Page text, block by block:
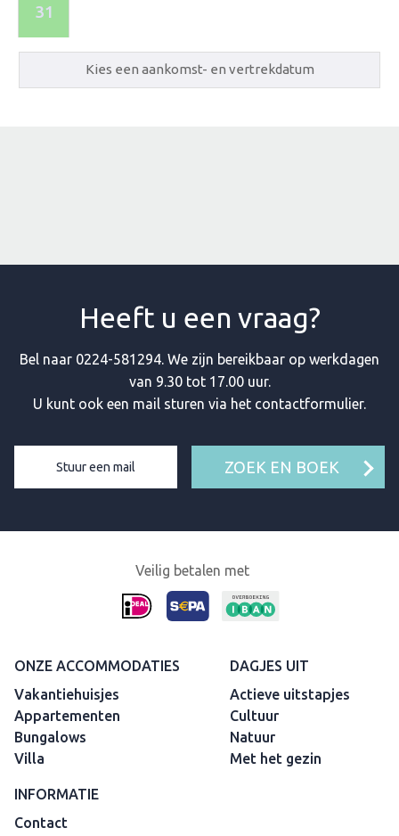
31
Heeft u een vraag?
Bel naar 0224-581294. We zijn bereikbaar op werkdagen
van 9.30 tot 17.00 uur.
U kunt ook een mail sturen via het contactformulier.
Stuur een mail ZOEK EN BOEK
Veilig betalen met
ONZE ACCOMMODATIES
Vakantiehuisjes
Appartementen
Bungalows
Villa
DAGJES UIT
Actieve uitstapjes
Cultuur
Natuur
Met het gezin
INFORMATIE
Contact